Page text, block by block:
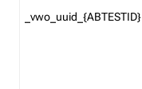
_vwo_uuid_{ABTESTID}